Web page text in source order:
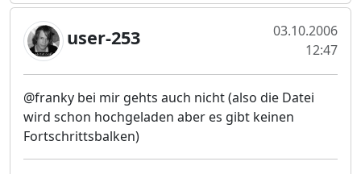
user-253
03.10.2006
12:47
@franky bei mir gehts auch nicht (also die Datei
wird schon hochgeladen aber es gibt keinen
Fortschrittsbalken)